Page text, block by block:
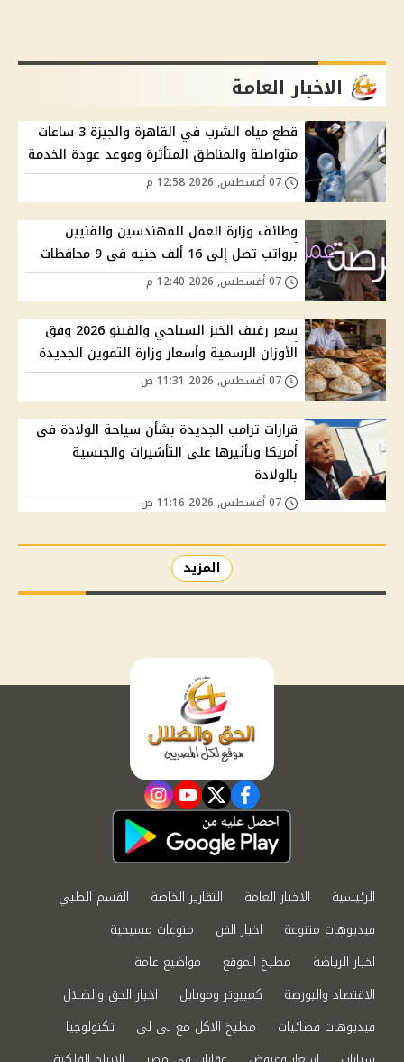
الاخبار العامة
قطع مياه الشرب في القاهرة والجيزة 3 ساعات
متواصلة والمناطق المتأثرة وموعد عودة الخدمة
وظائف وزارة العمل للمهندسين والفنيين
برواتب تصل إلى 16 ألف جنيه في 9 محافظات
سعر رغيف الخبز السياحي والفينو 2026 وفق
الأوزان الرسمية وأسعار وزارة التموين الجديدة
قرارات ترامب الجديدة بشأن سياحة الولادة في
أمريكا وتأثيرها على التأشيرات والجنسية
بالولادة
المزيد
facebook
twitter
youtube
instagram
الرئيسية الاخبار العامة التقارير الخاصة
القسم الطبي
فيديوهات متنوعة
اخبار الفن
منوعات مسيحية
اخبار الرياضة
مطبخ الموقع
مواضيع عامة
الاقتصاد والبورصة
كمبيوتر وموبايل
اخبار الحق والضلال
فيديوهات فضائيات
مطبخ الاكل مع لى لى
تكنولوجيا